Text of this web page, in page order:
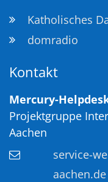
Katholisches
domradio
Kontakt
Mercury-
Projektgruppe
Aachen
service-
aachen.de